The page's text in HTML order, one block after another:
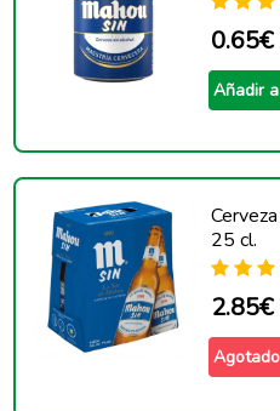
0.65€
Añadir
25 cl.
2.85€